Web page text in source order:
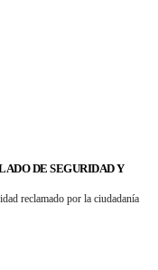
DE SEGURIDAD Y
reclamado por la ciudadanía